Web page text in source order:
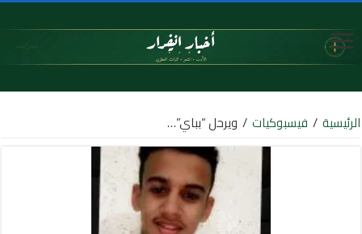
الرئيسية / فيسبوكيات / ويرحل “بباي”…